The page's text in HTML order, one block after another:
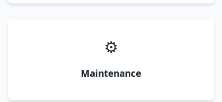
⚙️
Maintenance